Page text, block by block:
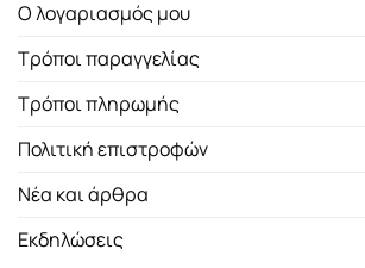
Ο λογαριασμός μου
Τρόποι παραγγελίας
Τρόποι πληρωμής
Πολιτική επιστροφών
Νέα και άρθρα
Εκδηλώσεις